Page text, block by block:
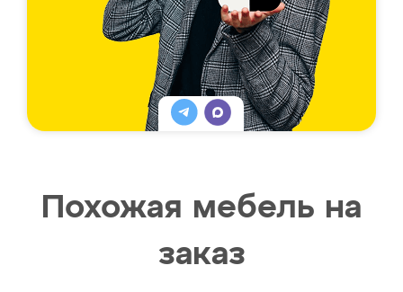
Похожая мебель на
заказ